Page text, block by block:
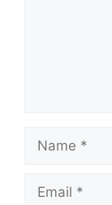
Name
Email